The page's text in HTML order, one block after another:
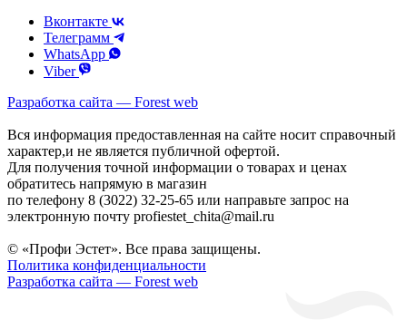
Вконтакте
Телеграмм
WhatsApp
Viber
Разработка сайта — Forest web
Вся информация предоставленная на сайте носит справочный
характер,и не является публичной офертой.
Для получения точной информации о товарах и ценах
обратитесь напрямую в магазин
по телефону 8 (3022) 32-25-65 или направьте запрос на
электронную почту profiestet_chita@mail.ru
© «Профи Эстет». Все права защищены.
Политика конфиденциальности
Разработка сайта — Forest web